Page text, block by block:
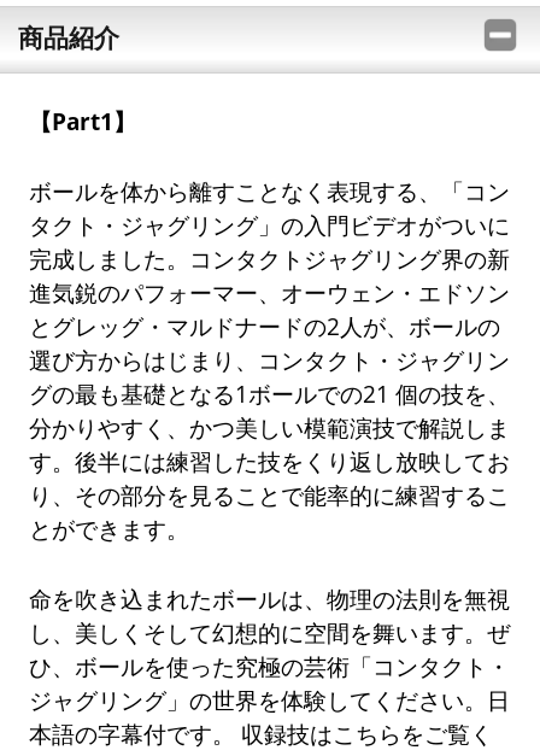
商品紹介
【Part1】
ボールを体から離すことなく表現する、「コン
タクト・ジャグリング」の入門ビデオがついに
完成しました。コンタクトジャグリング界の新
進気鋭のパフォーマー、オーウェン・エドソン
とグレッグ・マルドナードの2人が、ボールの
選び方からはじまり、コンタクト・ジャグリン
グの最も基礎となる1ボールでの21 個の技を、
分かりやすく、かつ美しい模範演技で解説しま
す。後半には練習した技をくり返し放映してお
り、その部分を見ることで能率的に練習するこ
とができます。
命を吹き込まれたボールは、物理の法則を無視
し、美しくそして幻想的に空間を舞います。ぜ
ひ、ボールを使った究極の芸術「コンタクト・
ジャグリング」の世界を体験してください。日
本語の字幕付です。 収録技はこちらをご覧く